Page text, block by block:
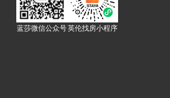
蓝莎微信公众号英伦找房小程序